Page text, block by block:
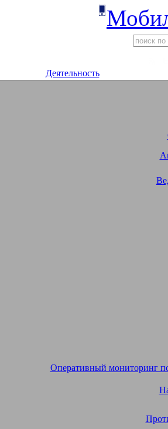
Деятельность
Оперативный мониторинг